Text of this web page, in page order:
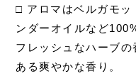
□ アロマはベルガモッ
ンダーオイルなど
フレッシュなハーブ
ある爽やかな香り。